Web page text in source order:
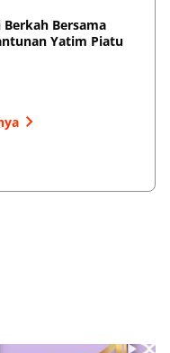
Berkah Bersama
Yatim Piatu